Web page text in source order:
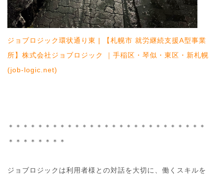
ジョブロジック環状通り東 | 【札幌市 就労継続支援A型事業
所】株式会社ジョブロジック ｜手稲区・琴似・東区・新札幌
(job-logic.net)
＊＊＊＊＊＊＊＊＊＊＊＊＊＊＊＊＊＊＊＊＊＊＊＊＊＊＊
＊＊＊＊＊＊＊＊
ジョブロジックは利用者様との対話を大切に、働くスキルを